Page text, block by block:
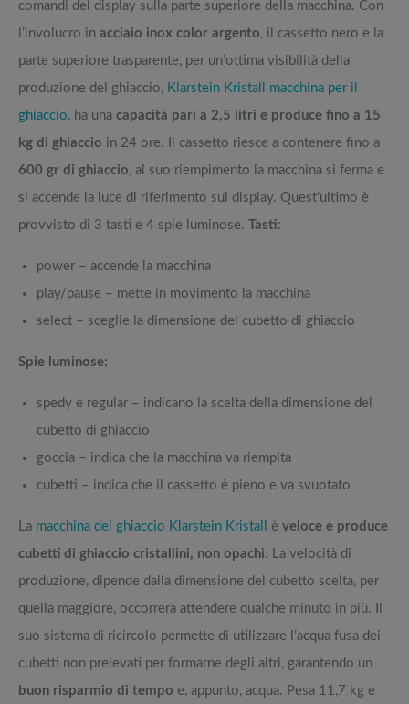
comandi del display sulla parte superiore della macchina. Con
l’involucro in acciaio inox color argento, il cassetto nero e la
parte superiore trasparente, per un’ottima visibilità della
produzione del ghiaccio, Klarstein Kristall macchina per il
ghiaccio, ha una capacità pari a 2,5 litri e produce fino a 15
kg di ghiaccio in 24 ore. Il cassetto riesce a contenere fino a
600 gr di ghiaccio, al suo riempimento la macchina si ferma e
si accende la luce di riferimento sul display. Quest’ultimo è
provvisto di 3 tasti e 4 spie luminose. Tasti:
power – accende la macchina
play/pause – mette in movimento la macchina
select – sceglie la dimensione del cubetto di ghiaccio
Spie luminose:
spedy e regular – indicano la scelta della dimensione del
cubetto di ghiaccio
goccia – indica che la macchina va riempita
cubetti – indica che il cassetto è pieno e va svuotato
La macchina del ghiaccio Klarstein Kristall è veloce e produce
cubetti di ghiaccio cristallini, non opachi. La velocità di
produzione, dipende dalla dimensione del cubetto scelta, per
quella maggiore, occorrerà attendere qualche minuto in più. Il
suo sistema di ricircolo permette di utilizzare l’acqua fusa dei
cubetti non prelevati per formarne degli altri, garantendo un
buon risparmio di tempo e, appunto, acqua. Pesa 11,7 kg e